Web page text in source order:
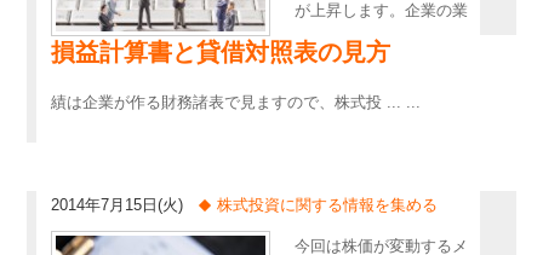
損益計算書と貸借対照表の見方
が上昇します。企業の業
績は企業が作る財務諸表で見ますので、株式投 ... ...
2014年7月15日(火) 株式投資に関する情報を集める
今回は株価が変動するメ